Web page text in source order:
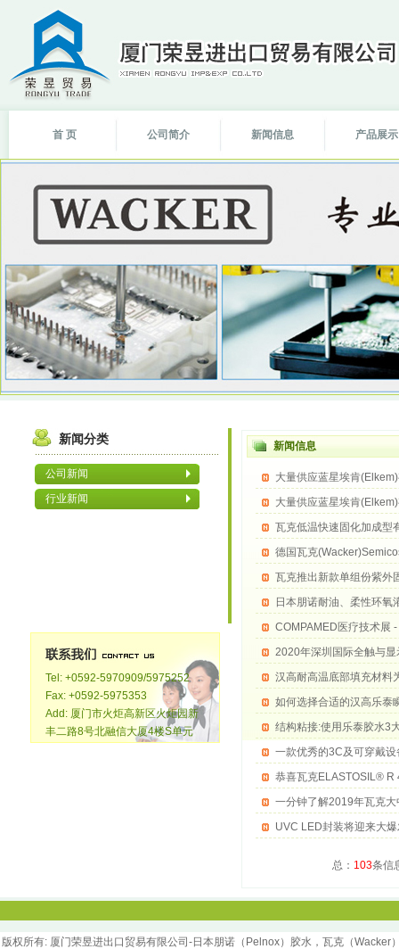
首 页 公司简介 新闻信息 产品展示
新闻分类
公司新闻
行业新闻
Tel: +0592-5970909/5975252
Fax: +0592-5975353
Add: 厦门市火炬高新区火炬园新
丰二路8号北融信大厦4楼S单元
新闻信息
大量供应蓝星埃肯
大量供应蓝星埃肯
瓦克低温快速固化加成型
德国瓦克
瓦克推出新款单组份紫外
日本朋诺耐油、柔性环氧
COMPAMED医疗技术展
2020年深圳国际全触与
汉高耐高温底部填充材料
如何选择合适的汉高乐泰
结构粘接:使用乐泰胶水3
一款优秀的3C及可穿戴
恭喜瓦克ELASTOSIL® R
一分钟了解2019年瓦克
UVC LED封装将迎来大爆
总： 103条信
版权所有: 厦门荣昱进出口贸易有限公司-日本朋诺（Pelnox）胶水，瓦克（